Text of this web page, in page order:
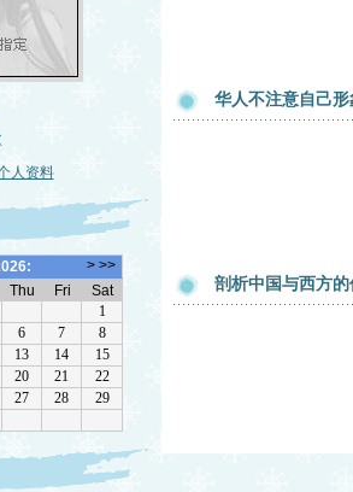
人资料
华人不注意自己
剖析中国与西方